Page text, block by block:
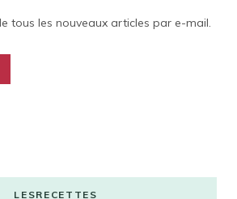
tous les nouveaux articles par e-mail.
LESRECETTES